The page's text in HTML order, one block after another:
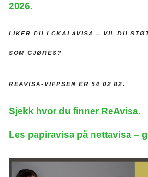
2026.
LIKER DU LOKALAVISA – VIL DU
SOM GJØRES?
REAVISA-VIPPSEN ER 54 02 82.
Sjekk hvor du finner ReAvisa.
Les papiravisa på nettavisa –